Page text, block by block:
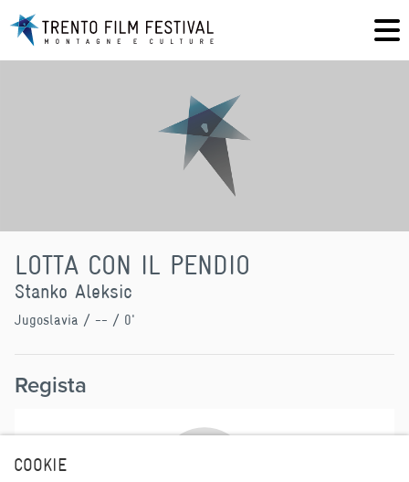
COOKIE
LOTTA CON IL PENDIO
Stanko Aleksic
Jugoslavia / -- / 0'
Regista